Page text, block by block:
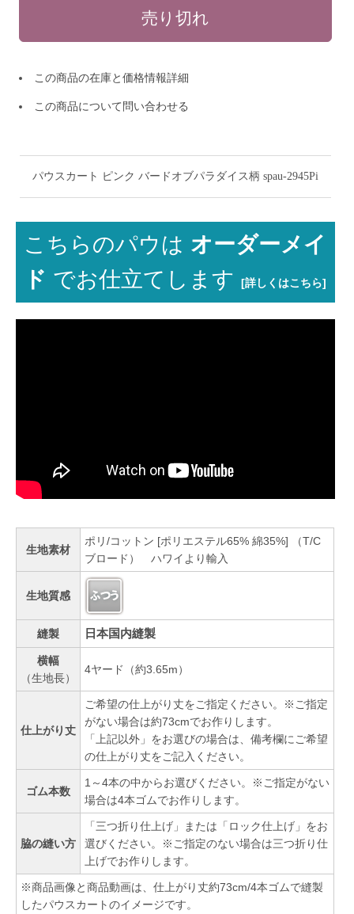
この商品の在庫と価格情報詳細
この商品について問い合わせる
パウスカート ピンク バードオブパラダイス柄 spau-2945Pi
こちらのパウは オーダーメイ
ド でお仕立てします[詳しくはこちら]
生地素材
ポリ/コットン [ポリエステル65% 綿35%] （T/C
ブロード） ハワイより輸入
生地質感
縫製 日本国内縫製
横幅
（生地長）
4ヤード（約3.65m）
仕上がり丈
ご希望の仕上がり丈をご指定ください。※ご指定
がない場合は約73cmでお作りします。
「上記以外」をお選びの場合は、備考欄にご希望
の仕上がり丈をご記入ください。
ゴム本数
1～4本の中からお選びください。※ご指定がない
場合は4本ゴムでお作りします。
脇の縫い方
「三つ折り仕上げ」または「ロック仕上げ」をお
選びください。※ご指定のない場合は三つ折り仕
上げでお作りします。
※商品画像と商品動画は、仕上がり丈約73cm/4本ゴムで縫製
したパウスカートのイメージです。